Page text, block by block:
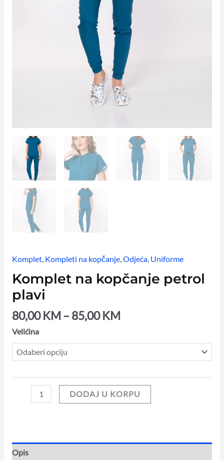
Komplet, Kompleti na kopčanje,Odjeća, Uniforme
Komplet na kopčanje petrol
plavi
80,00KM – 85,00KM
Velićina
DODAJ U KORPU
Opis